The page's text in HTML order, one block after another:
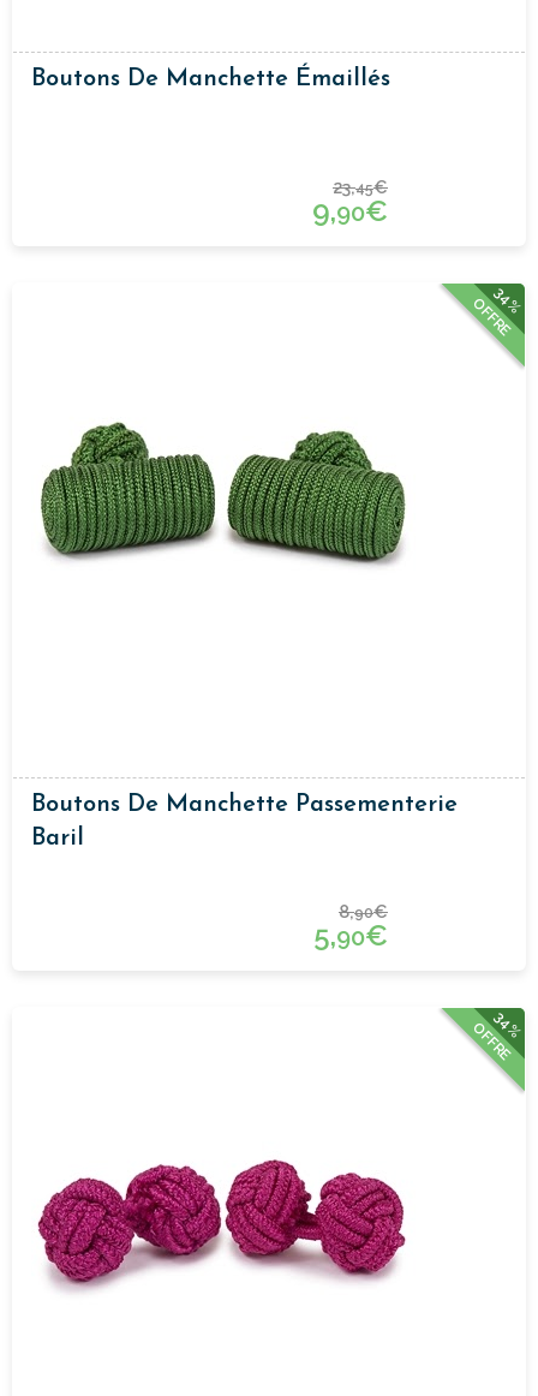
Boutons De Manchette Émaillés
23,45€
9,90€
34%
OFFRE
Boutons De Manchette Passementerie
Baril
8,90€
5,90€
34%
OFFRE